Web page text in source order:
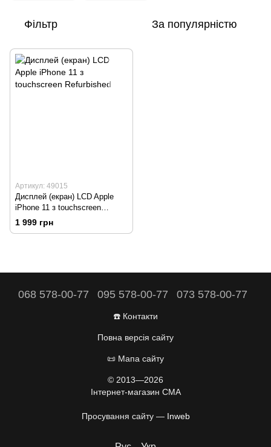
Фільтр За популярністю
Артикул: 49015
Дисплей (екран) LCD Apple
iPhone 11 з touchscreen
Refurbished
1 999 грн
068 578-00-77 095 578-00-77 073 578-00-77
☎️ Контакти
Повна версія сайту
📜 Мапа сайту
© 2013—2026
Інтернет-магазин CMA
Просування сайту — Inweb